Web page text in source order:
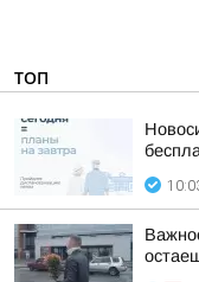
ТОП